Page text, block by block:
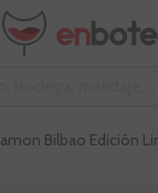
Bilbao Edición